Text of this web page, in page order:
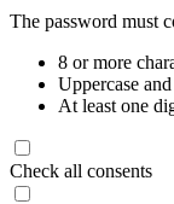
The password must
8 or more
Uppercase
At least one
Check all consents